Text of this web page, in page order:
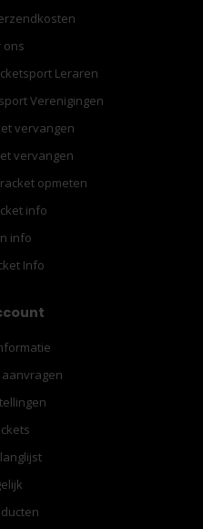
ons
Leraren
Verenigingen
vervangen
vervangen
opmeten
info
info
Info